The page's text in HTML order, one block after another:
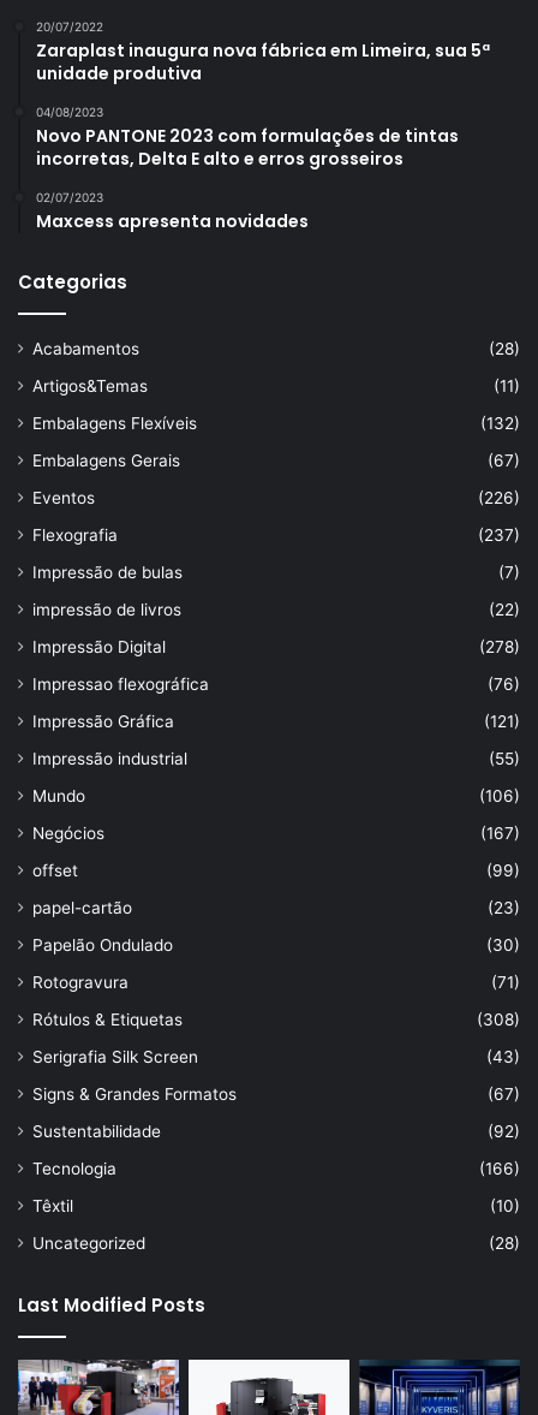
20/07/2022
Zaraplast inaugura nova fábrica em Limeira, sua 5ª
unidade produtiva
04/08/2023
Novo PANTONE 2023 com formulações de tintas
incorretas, Delta E alto e erros grosseiros
02/07/2023
Maxcess apresenta novidades
Categorias
Acabamentos
(28)
Artigos&Temas
(11)
Embalagens Flexíveis
(132)
Embalagens Gerais
(67)
Eventos
(226)
Flexografia
(237)
Impressão de bulas
(7)
impressão de livros
(22)
Impressão Digital
(278)
Impressao flexográfica
(76)
Impressão Gráfica
(121)
Impressão industrial
(55)
Mundo
(106)
Negócios
(167)
offset
(99)
papel-cartão
(23)
Papelão Ondulado
(30)
Rotogravura
(71)
Rótulos & Etiquetas
(308)
Serigrafia Silk Screen
(43)
Signs & Grandes Formatos
(67)
Sustentabilidade
(92)
Tecnologia
(166)
Têxtil
(10)
Uncategorized
(28)
Last Modified Posts